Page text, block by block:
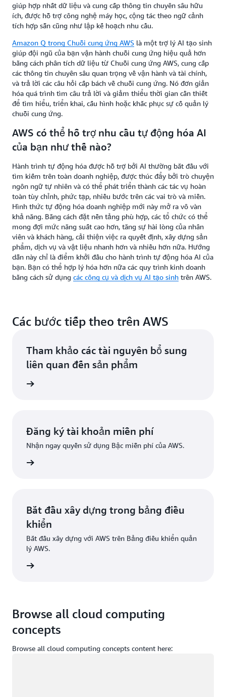
giúp hợp nhất dữ liệu và cung cấp thông tin chuyên sâu hữu
ích, được hỗ trợ công nghệ máy học, cộng tác theo ngữ cảnh
tích hợp sẵn cũng như lập kế hoạch nhu cầu.
Amazon Q trong Chuỗi cung ứng AWS là một trợ lý AI tạo sinh
giúp đội ngũ của bạn vận hành chuỗi cung ứng hiệu quả hơn
bằng cách phân tích dữ liệu từ Chuỗi cung ứng AWS, cung cấp
các thông tin chuyên sâu quan trọng về vận hành và tài chính,
và trả lời các câu hỏi cấp bách về chuỗi cung ứng. Nó đơn giản
hóa quá trình tìm câu trả lời và giảm thiểu thời gian cần thiết
để tìm hiểu, triển khai, cấu hình hoặc khắc phục sự cố quản lý
chuỗi cung ứng.
AWS có thể hỗ trợ nhu cầu tự động hóa AI
của bạn như thế nào?
Hành trình tự động hóa được hỗ trợ bởi AI thường bắt đầu với
tìm kiếm trên toàn doanh nghiệp, được thúc đẩy bởi trò chuyện
ngôn ngữ tự nhiên và có thể phát triển thành các tác vụ hoàn
toàn tùy chỉnh, phức tạp, nhiều bước trên các vai trò và miền.
Hình thức tự động hóa doanh nghiệp mới này mở ra vô vàn
khả năng. Bằng cách đặt nền tảng phù hợp, các tổ chức có thể
mong đợi mức năng suất cao hơn, tăng sự hài lòng của nhân
viên và khách hàng, cải thiện việc ra quyết định, xây dựng sản
phẩm, dịch vụ và vật liệu nhanh hơn và nhiều hơn nữa. Hướng
dẫn này chỉ là điểm khởi đầu cho hành trình tự động hóa AI của
bạn. Bạn có thể hợp lý hóa hơn nữa các quy trình kinh doanh
bằng cách sử dụng các công cụ và dịch vụ AI tạo sinh trên AWS.
Các bước tiếp theo trên AWS
Tham khảo các tài nguyên bổ sung
liên quan đến sản phẩm
Đăng ký tài khoản miễn phí
Nhận ngay quyền sử dụng Bậc miễn phí của AWS.
Bắt đầu xây dựng trong bảng điều
khiển
Bắt đầu xây dựng với AWS trên Bảng điều khiển quản
lý AWS.
Browse all cloud computing
concepts
Browse all cloud computing concepts content here: